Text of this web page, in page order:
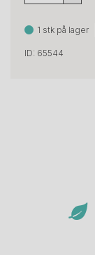
1 stk på lager
ID: 65544